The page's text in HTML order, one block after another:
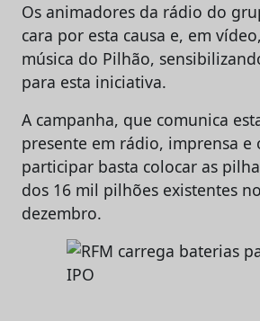
Os animadores da rádio do
cara por esta causa e, em
música do Pilhão,
para esta iniciativa.
A campanha, que comunica
presente em rádio, imprensa e
participar basta colocar as
dos 16 mil pilhões existentes
dezembro.